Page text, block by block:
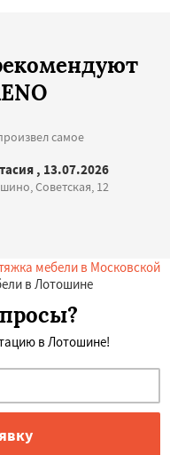
самое
, 13.07.2026
Советская, 12
мебели в Московской
в Лотошине
в Лотошине!